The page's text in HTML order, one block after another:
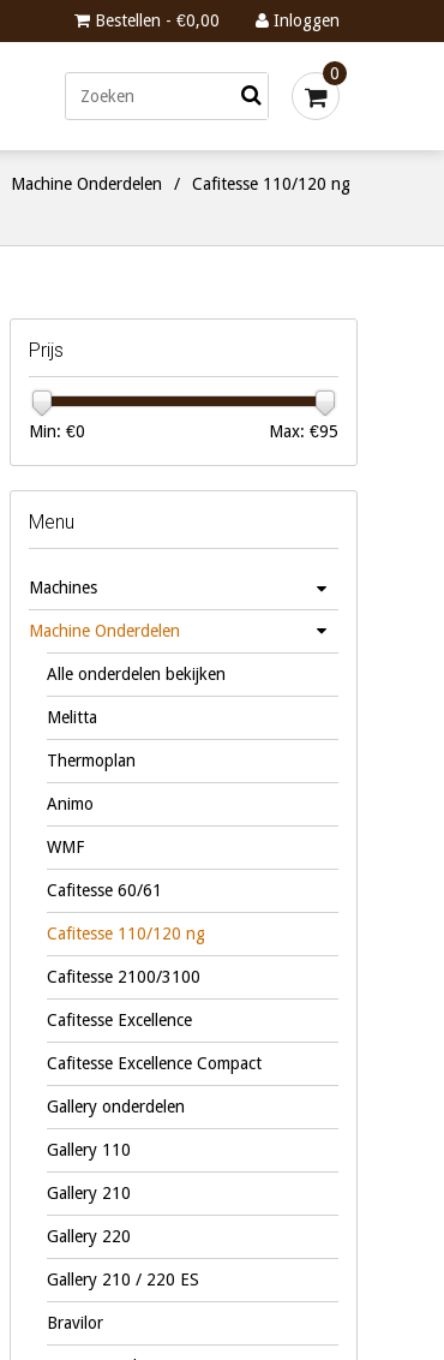
Bestellen - €0,00 Inloggen
0
Machine Onderdelen / Cafitesse 110/120 ng
Prijs
Min: €0 Max: €95
Menu
Machines
Machine Onderdelen
Alle onderdelen bekijken
Melitta
Thermoplan
Animo
WMF
Cafitesse 60/61
Cafitesse 110/120 ng
Cafitesse 2100/3100
Cafitesse Excellence
Cafitesse Excellence Compact
Gallery onderdelen
Gallery 110
Gallery 210
Gallery 220
Gallery 210 / 220 ES
Bravilor